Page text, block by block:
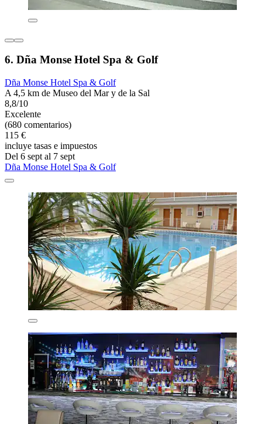
6. Dña Monse Hotel Spa & Golf
Dña Monse Hotel Spa & Golf
A 4,5 km de Museo del Mar y de la Sal
8,8/10
Excelente
(680 comentarios)
115 €
incluye tasas e impuestos
Del 6 sept al 7 sept
Dña Monse Hotel Spa & Golf